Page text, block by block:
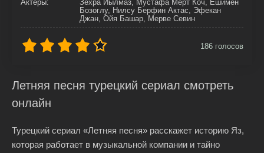
Актёры:
Зехра Йылмаз, Мустафа Мерт Коч, Ешимен
Бозоглу, Нилсу Берфин Актас, Эфекан
Джан, Ойя Башар, Мерве Севин
186 голосов
Летняя песня турецкий сериал смотреть
онлайн
Турецкий сериал «Летняя песня» расскажет историю Яз,
которая работает в музыкальной компании и тайно